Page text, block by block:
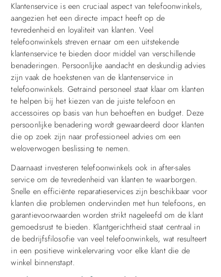
Klantenservice is een cruciaal aspect van telefoonwinkels,
aangezien het een directe impact heeft op de
tevredenheid en loyaliteit van klanten. Veel
telefoonwinkels streven ernaar om een uitstekende
klantenservice te bieden door middel van verschillende
benaderingen. Persoonlijke aandacht en deskundig advies
zijn vaak de hoekstenen van de klantenservice in
telefoonwinkels. Getraind personeel staat klaar om klanten
te helpen bij het kiezen van de juiste telefoon en
accessoires op basis van hun behoeften en budget. Deze
persoonlijke benadering wordt gewaardeerd door klanten
die op zoek zijn naar professioneel advies om een
weloverwogen beslissing te nemen.
Daarnaast investeren telefoonwinkels ook in after-sales
service om de tevredenheid van klanten te waarborgen.
Snelle en efficiënte reparatieservices zijn beschikbaar voor
klanten die problemen ondervinden met hun telefoons, en
garantievoorwaarden worden strikt nageleefd om de klant
gemoedsrust te bieden. Klantgerichtheid staat centraal in
de bedrijfsfilosofie van veel telefoonwinkels, wat resulteert
in een positieve winkelervaring voor elke klant die de
winkel binnenstapt.